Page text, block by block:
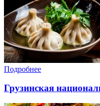
Подробнее
Грузинская